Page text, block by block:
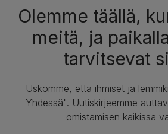
Olemme täällä,
meitä, ja
tarvitsevat
Uskomme, että ihmiset ja
Yhdessä". Uutiskirjeemme
omistamisen kaikissa